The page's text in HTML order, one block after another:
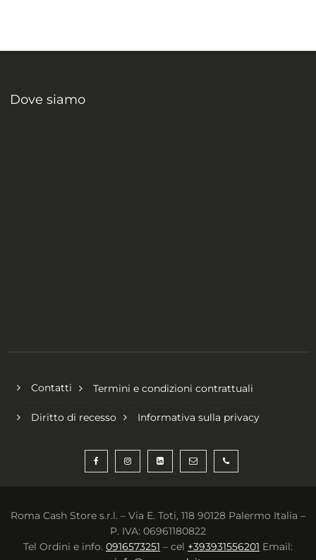
Dove siamo
Contatti Termini e condizioni contrattuali
Diritto di recesso Informativa sulla privacy
Roma Cash Store s.r.l. – Via E. Toti, 118 90128 Palermo Italia –
P. IVA: 06961180822
Tel Ordini e info. 0916573251 – cel +393931556201 Email: